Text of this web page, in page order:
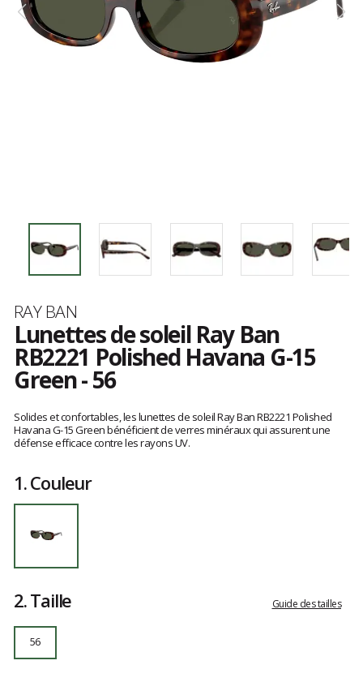
Marque
RAY BAN
Lunettes de soleil Ray Ban
RB2221 Polished Havana G-15
Green - 56
902/3156
56
avis
clients
Solides et confortables, les lunettes de soleil Ray Ban RB2221 Polished
Havana G-15 Green bénéficient de verres minéraux qui assurent une
défense efficace contre les rayons UV.
1.Couleur
2.Taille Guide des tailles
56